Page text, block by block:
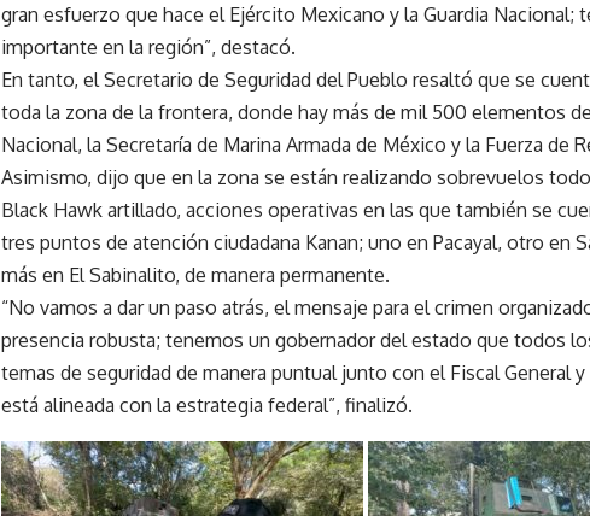
gran esfuerzo que hace el Ejército Mexicano y la Guardia Nacional;
importante en la región”, destacó.
En tanto, el Secretario de Seguridad del Pueblo resaltó que se
toda la zona de la frontera, donde hay más de mil 500 elementos
Nacional, la Secretaría de Marina Armada de México y la Fuerza de
Asimismo, dijo que en la zona se están realizando sobrevuelos
Black Hawk artillado, acciones operativas en las que también se
tres puntos de atención ciudadana Kanan; uno en Pacayal, otro en
más en El Sabinalito, de manera permanente.
“No vamos a dar un paso atrás, el mensaje para el crimen
presencia robusta; tenemos un gobernador del estado que todos
temas de seguridad de manera puntual junto con el Fiscal General y
está alineada con la estrategia federal”, finalizó.